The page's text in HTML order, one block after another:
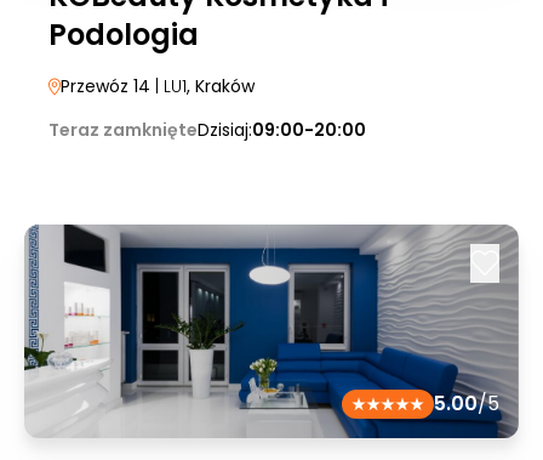
Podologia
Przewóz 14 | LU1, Kraków
Teraz zamknięteDzisiaj:09:00-20:00
5.00/5